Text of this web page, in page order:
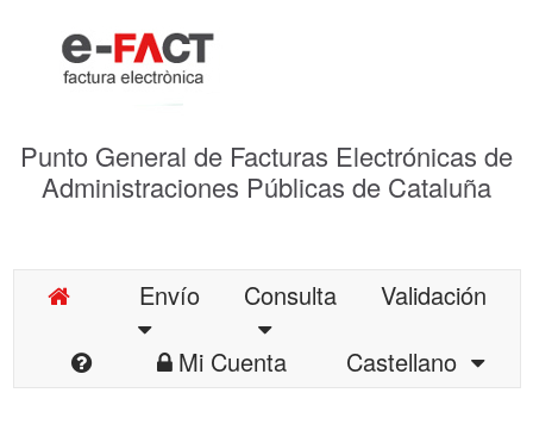
Punto General de Facturas Electrónicas de
Administraciones Públicas de Cataluña
Envío Consulta
Validación
Mi Cuenta
Castellano